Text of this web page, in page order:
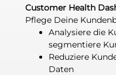
Customer Health
Pflege Deine
Analysiere die
segmentiere
Reduziere
Daten